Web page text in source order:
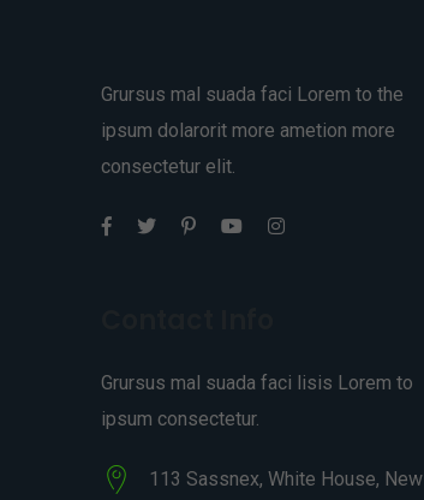
Grursus mal suada faci Lorem to the
ipsum dolarorit more ametion more
consectetur elit.
Grursus mal suada faci lisis Lorem to
ipsum consectetur.
113 Sassnex, White House, New